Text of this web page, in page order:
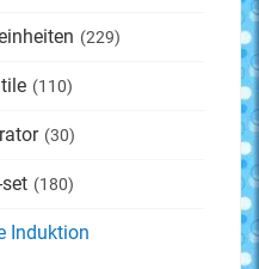
(229)
(110)
(30)
(180)
Induktion